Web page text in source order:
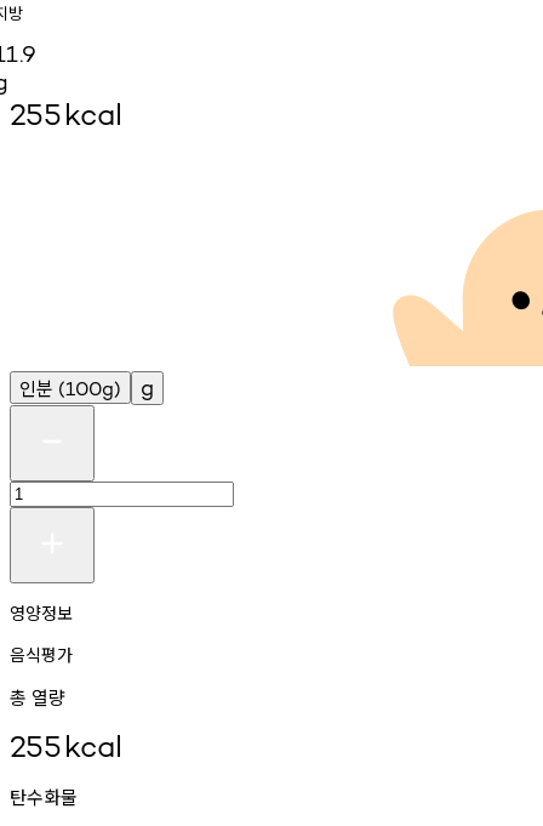
방
255kcal
인분 (100g) g
영양정보
음식평가
총 열량
255kcal
탄수화물